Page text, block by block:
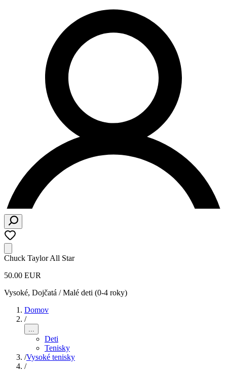
Chuck Taylor All Star
50.00 EUR
Vysoké, Dojčatá / Malé deti (0-4 roky)
Domov
/
...
Deti
Tenisky
/Vysoké tenisky
/